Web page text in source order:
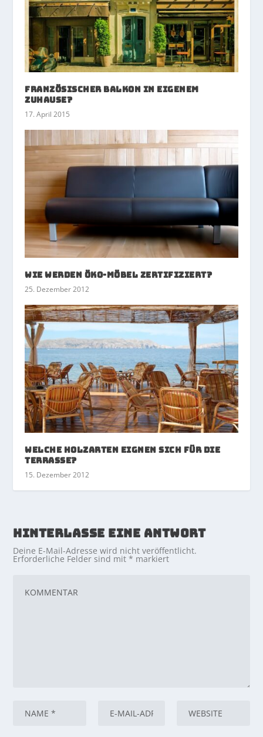
Französischer Balkon in eigenem
Zuhause?
17. April 2015
Wie werden Öko-Möbel zertifiziert?
25. Dezember 2012
Welche Holzarten eignen sich für die
Terrasse?
15. Dezember 2012
HINTERLASSE EINE ANTWORT
Deine E-Mail-Adresse wird nicht veröffentlicht.
Erforderliche Felder sind mit* markiert